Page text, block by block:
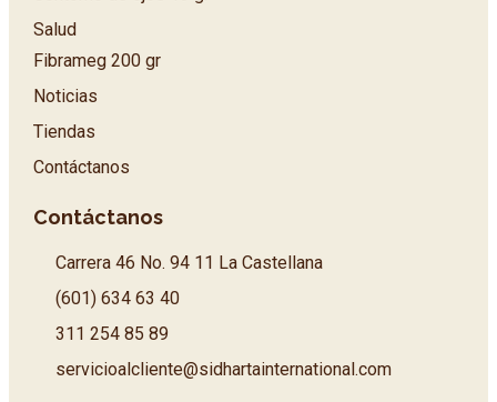
Salud
Fibrameg 200 gr
Noticias
Tiendas
Contáctanos
Contáctanos
Carrera 46 No. 94 11 La Castellana
(601) 634 63 40
311 254 85 89
servicioalcliente@sidhartainternational.com